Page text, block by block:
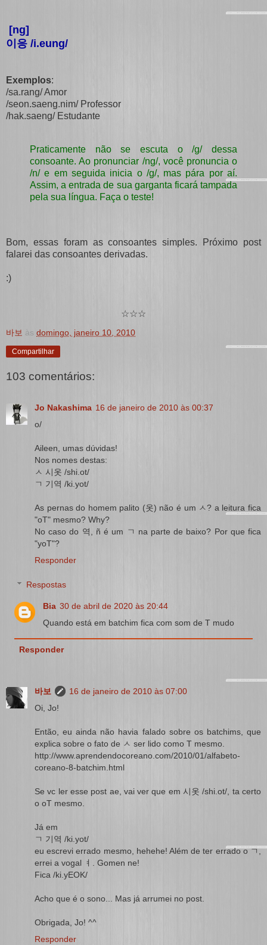
[ng]
이응 /i.eung/
Exemplos:
/sa.rang/ Amor
/seon.saeng.nim/ Professor
/hak.saeng/ Estudante
Praticamente não se escuta o /g/ dessa
consoante. Ao pronunciar /ng/, você pronuncia o
/n/ e em seguida inicia o /g/, mas pára por aí.
Assim, a entrada de sua garganta ficará tampada
pela sua língua. Faça o teste!
Bom, essas foram as consoantes simples. Próximo post
falarei das consoantes derivadas.
:)
☆☆☆
바보 às domingo, janeiro 10, 2010
Compartilhar
103 comentários:
Jo Nakashima 16 de janeiro de 2010 às 00:37
o/
Aileen, umas dúvidas!
Nos nomes destas:
ㅅ 시옷 /shi.ot/
ㄱ 기역 /ki.yot/
As pernas do homem palito (옷) não é um ㅅ? a leitura fica
"oT" mesmo? Why?
No caso do 역, ñ é um ㄱ na parte de baixo? Por que fica
"yoT"?
Responder
Respostas
Bia 30 de abril de 2020 às 20:44
Quando está em batchim fica com som de T mudo
Responder
바보
16 de janeiro de 2010 às 07:00
Oi, Jo!
Então, eu ainda não havia falado sobre os batchims, que
explica sobre o fato de ㅅ ser lido como T mesmo.
http://www.aprendendocoreano.com/2010/01/alfabeto-
coreano-8-batchim.html
Se vc ler esse post ae, vai ver que em 시옷 /shi.ot/, ta certo
o oT mesmo.
Já em
ㄱ 기역 /ki.yot/
eu escrevi errado mesmo, hehehe! Além de ter errado o ㄱ,
errei a vogal ㅕ. Gomen ne!
Fica /ki.yEOK/
Acho que é o sono... Mas já arrumei no post.
Obrigada, Jo! ^^
Responder